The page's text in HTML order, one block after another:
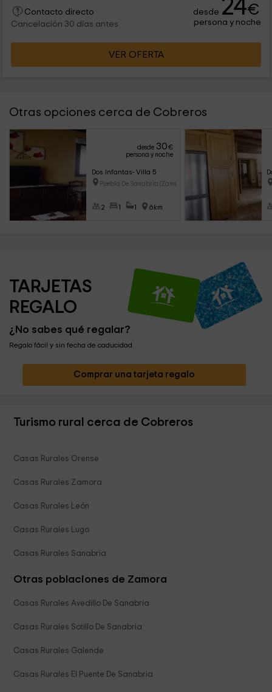
Contacto directo
Cancelación 30 días antes
desde 24€
persona y noche
VER OFERTA
Otras opciones cerca de Cobreros
desde 30€
persona y noche
Dos Infantas- Villa 5
Puebla De Sanabria (Zamora)
2 1 1 6km
TARJETAS
REGALO
¿No sabes qué regalar?
Regalo fácil y sin fecha de caducidad
Comprar una tarjeta regalo
Turismo rural cerca de Cobreros
Casas Rurales Orense
Casas Rurales Zamora
Casas Rurales León
Casas Rurales Lugo
Casas Rurales Sanabria
Otras poblaciones de Zamora
Casas Rurales Avedillo De Sanabria
Casas Rurales Sotillo De Sanabria
Casas Rurales Galende
Casas Rurales El Puente De Sanabria